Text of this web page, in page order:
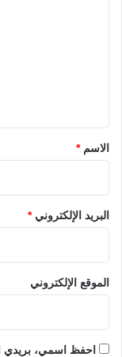
*
الاسم*
البريد الإلكتروني*
الموقع الإلكتروني
احفظ اسمي، بريدي